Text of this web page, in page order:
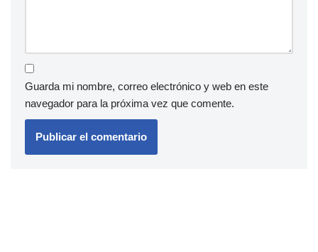
Guarda mi nombre, correo electrónico y web en este
navegador para la próxima vez que comente.